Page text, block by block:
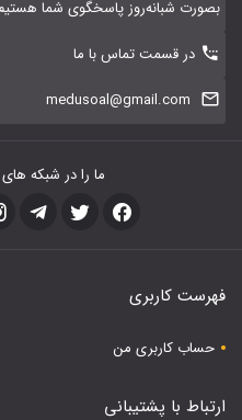
بصورت شبانه‌روز پاسخگوی شما
در قسمت تماس با ما
medusoal@gmail.com
ما را در شبکه
فهرست کاربری
حساب کاربری من
ارتباط با پشتیبانی